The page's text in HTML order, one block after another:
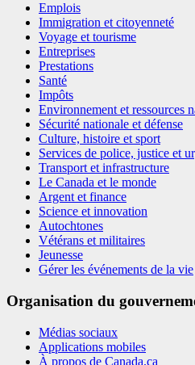
Emplois
Immigration et citoyenneté
Voyage et tourisme
Entreprises
Prestations
Santé
Impôts
Environnement et ressources
Sécurité nationale et défense
Culture, histoire et sport
Services de police, justice et
Transport et infrastructure
Le Canada et le monde
Argent et finance
Science et innovation
Autochtones
Vétérans et militaires
Jeunesse
Gérer les événements de la vie
Organisation du
Médias sociaux
Applications mobiles
À propos de Canada.ca